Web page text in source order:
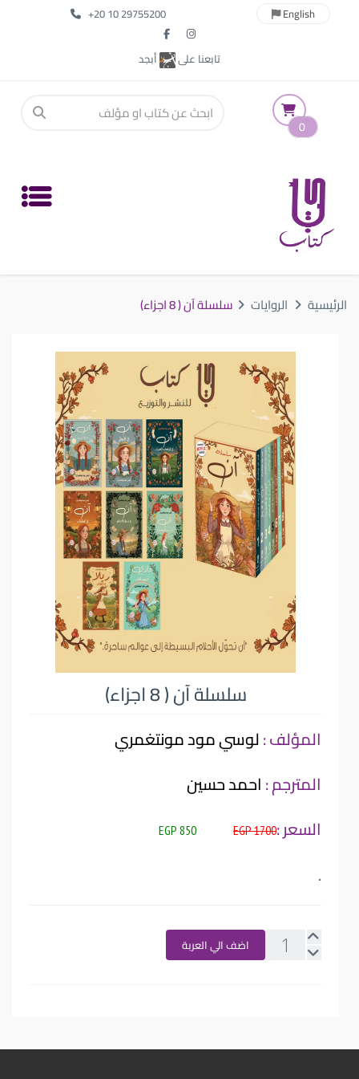
+20 10 29755200
تابعنا على أبجد
English
0
الرئيسية الروايات سلسلة آن ( 8 اجزاء)
سلسلة آن ( 8 اجزاء)
المؤلف :لوسي مود مونتغمري
المترجم :احمد حسين
السعر :1700 EGP
850 EGP
.
اضف الي العربة